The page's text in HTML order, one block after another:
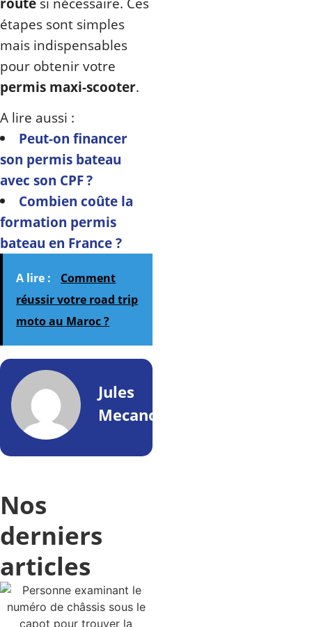
étapes sont simples
mais indispensables
pour obtenir votre
permis maxi-scooter.
A lire aussi :
Peut-on financer
son permis bateau
avec son CPF ?
Combien coûte la
formation permis
bateau en France ?
A lire :
Comment
réussir votre road trip
moto au Maroc ?
Jules
Mecano
Nos
derniers
articles